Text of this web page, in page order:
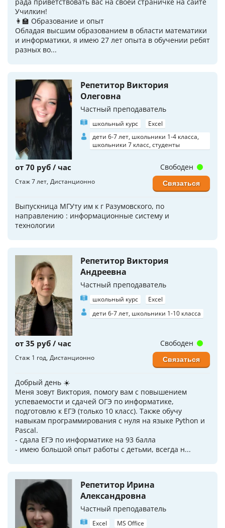
Училкин!
👩‍🏫 Образование и опыт
Обладая высшим образованием в области математики
и информатики, я имею 27 лет опыта в обучении ребят
разных во...
Репетитор Виктория
Олеговна
Частный преподаватель
школьный курс
Excel
дети 6-7 лет, школьники 1-4 класса,
школьники 7 класс, студенты
от 70 руб / час
Стаж 7 лет Дистанционно
Выпускница МГУту им к г Разумовского, по
направлению : информационные систему и
технологии
Свободен
Связаться
Репетитор Виктория
Андреевна
Частный преподаватель
школьный курс
Excel
дети 6-7 лет, школьники 1-10 класса
от 35 руб / час
Стаж 1 год Дистанционно
Добрый день ☀️
Меня зовут Виктория, помогу вам с повышением
успеваемости и сдачей ОГЭ по информатике,
подготовлю к ЕГЭ (только 10 класс). Тaкже обучу
нaвыкам пpoграммировaния с нуля на языке Рythоn и
Pascal.
- сдала ЕГЭ по информатике на 93 балла
- имею большой опыт работы с детьми, всегда н...
Свободен
Связаться
Репетитор Ирина
Александровна
Частный преподаватель
Excel
MS Office